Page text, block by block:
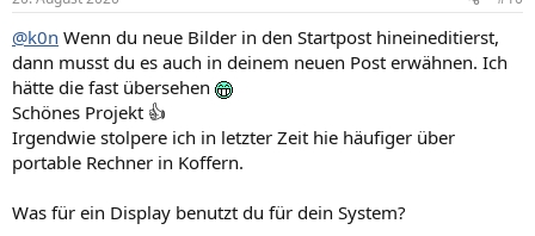
@k0n Wenn du neue Bilder in den Startpost hineineditierst,
dann musst du es auch in deinem neuen Post erwähnen. Ich
hätte die fast übersehen
Schönes Projekt 👍
Irgendwie stolpere ich in letzter Zeit hie häufiger über
portable Rechner in Koffern.
Was für ein Display benutzt du für dein System?